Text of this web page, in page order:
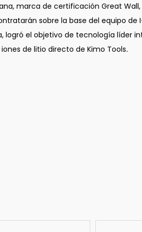
marca de certificación Great
sobre la base del equipo de
el objetivo de tecnología líder
de litio directo de Kimo Tools.